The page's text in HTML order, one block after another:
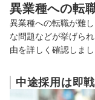
宿泊・飲食・サー
医療・福祉・介護
未経験でも転職しや
異業種への転
異業種への転職が難
な問題などが挙げら
由を詳しく確認しまし
中途採用は即